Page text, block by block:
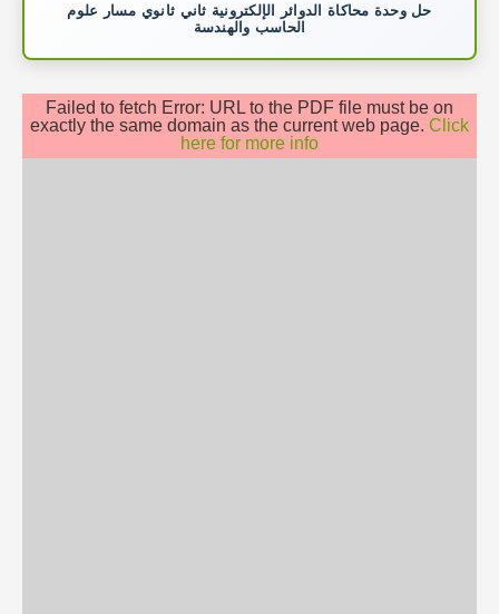
حل وحدة محاكاة الدوائر الإلكترونية ثاني ثانوي مسار علوم
الحاسب والهندسة
Failed to fetch Error: URL to the PDF file must be on
exactly the same domain as the current web page. Click
here for more info